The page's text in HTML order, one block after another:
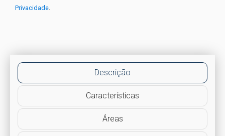
Privacidade
Descrição
Características
Áreas